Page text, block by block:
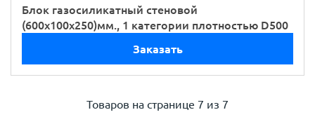
Блок газосиликатный стеновой
(600х100х250)мм., 1 категории плотностью D500
Заказать
Товаров на странице 7 из 7